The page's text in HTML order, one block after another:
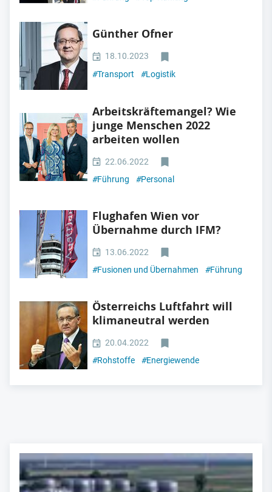
Günther Ofner
18.10.2023
#Transport #Logistik
Arbeitskräftemangel? Wie
junge Menschen 2022
arbeiten wollen
22.06.2022
#Führung #Personal
Flughafen Wien vor
Übernahme durch IFM?
13.06.2022
#Fusionen und Übernahmen #Führung
Österreichs Luftfahrt will
klimaneutral werden
20.04.2022
#Rohstoffe #Energiewende